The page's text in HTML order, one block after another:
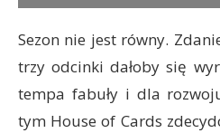
Sezon nie jest równy.
trzy odcinki dałoby się
tempa fabuły i dla
tym House of Cards